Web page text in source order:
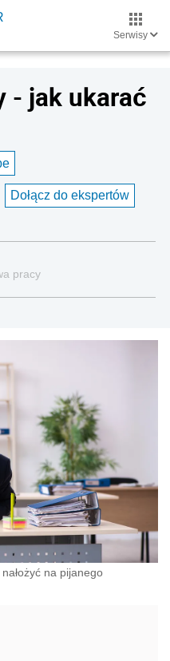
Serwisy
- jak ukarać
Dołącz do ekspertów
pracy
na pijanego